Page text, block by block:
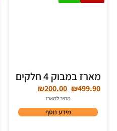
מארז במבוק 4 חלקים
₪499.90
₪200.00
מחיר למארז
מידע נוסף